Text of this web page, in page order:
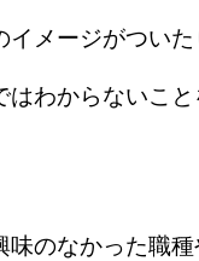
メージがついた
はわからないこ
味のなかった職